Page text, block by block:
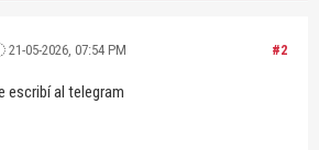
#2
21-05-2026, 07:54 PM
escribí al telegram